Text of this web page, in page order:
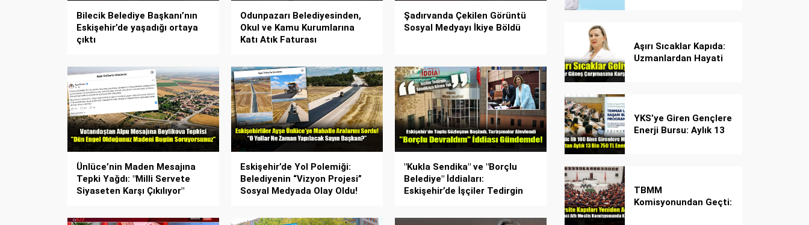
Bilecik Belediye Başkanı’nın
Eskişehir’de yaşadığı ortaya
çıktı
Odunpazarı Belediyesinden,
Okul ve Kamu Kurumlarına
Katı Atık Faturası
Şadırvanda Çekilen Görüntü
Sosyal Medyayı İkiye Böldü
Ünlüce’nin Maden Mesajına
Tepki Yağdı: "Milli Servete
Siyaseten Karşı Çıkılıyor"
Eskişehir’de Yol Polemiği:
Belediyenin “Vizyon Projesi”
Sosyal Medyada Olay Oldu!
"Kukla Sendika" ve "Borçlu
Belediye" İddiaları:
Eskişehir’de İşçiler Tedirgin
Aşırı Sıcaklar Kapıda:
Uzmanlardan Hayati
YKS’ye Giren Gençlere
Enerji Bursu: Aylık 13
TBMM
Komisyonundan Geçti: